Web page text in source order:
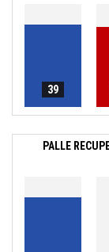
39
PALLE